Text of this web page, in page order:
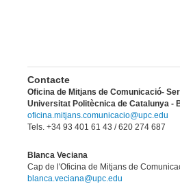
Contacte
Oficina de Mitjans de Comunicació-
Universitat Politècnica de Catalunya -
oficina.mitjans.comunicacio@upc.edu
Tels. +34 93 401 61 43 / 620 274 687
Blanca Veciana
Cap de l'Oficina de Mitjans de
blanca.veciana@upc.edu